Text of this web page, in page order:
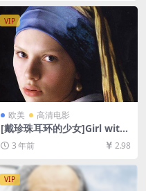
VIP
欧美 高清电影
[戴珍珠耳环的少女]Girl with
a Pearl Earring (2003)[百度
网盘+夸克网盘1080P超清未
删减资源][网盘在线播放/下
载][MP4/6.2GB][中英字幕]
3 年前 2.98
VIP